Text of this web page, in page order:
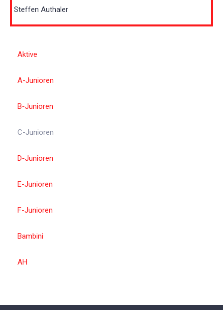
Steffen Authaler
Aktive
A-Junioren
B-Junioren
C-Junioren
D-Junioren
E-Junioren
F-Junioren
Bambini
AH